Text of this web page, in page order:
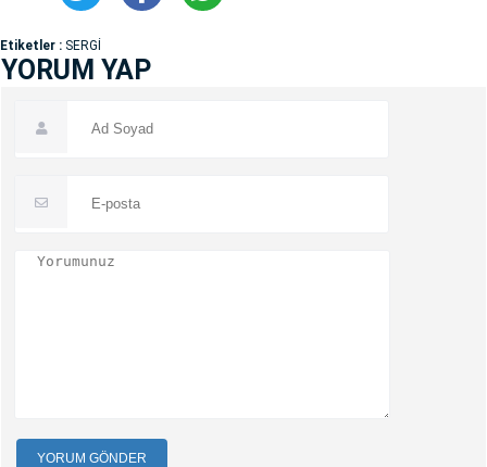
Etiketler : SERGİ
YORUM YAP
YORUM GÖNDER